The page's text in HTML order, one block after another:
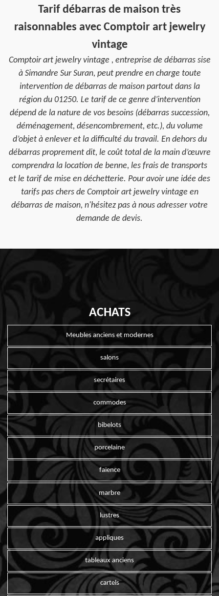
Tarif débarras de maison très
raisonnables avec Comptoir art jewelry
vintage
Comptoir art jewelry vintage , entreprise de débarras sise
à Simandre Sur Suran, peut prendre en charge toute
intervention de débarras de maison partout dans la
région du 01250. Le tarif de ce genre d’intervention
dépend de la nature de vos besoins (débarras succession,
déménagement, désencombrement, etc.), du volume
d’objet à enlever et la difficulté du travail. En dehors du
débarras proprement dit, le coût total de la main d’œuvre
comprendra la location de benne, les frais de transports
et le tarif de mise en déchetterie. Pour avoir une idée des
tarifs pas chers de Comptoir art jewelry vintage en
débarras de maison, n'hésitez pas à nous adresser votre
demande de devis.
ACHATS
Meubles anciens et modernes
salons
secrétaires
commodes
bibelots
porcelaine
faïence
marbre
lustres
appliques
tableaux anciens
cartels